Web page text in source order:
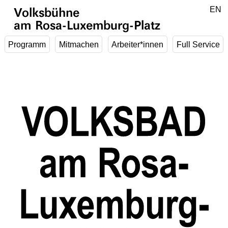
Volksbühne
am Rosa-Luxemburg-Platz
Programm Mitmachen Arbeiter*innen Full Service
DE
EN